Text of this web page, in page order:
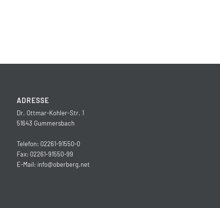
ADRESSE
Dr. Ottmar-Kohler-Str. 1
51643 Gummersbach
Telefon: 02261-91550-0
Fax: 02261-91550-99
E-Mail: info@oberberg.net